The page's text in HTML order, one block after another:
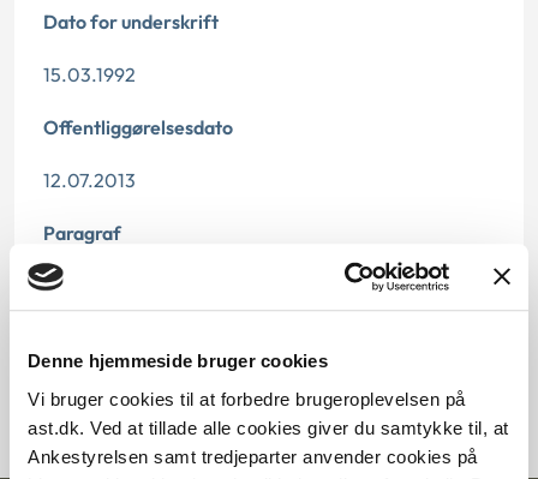
Denne hjemmeside bruger cookies
Vi bruger cookies til at forbedre brugeroplevelsen på
ast.dk. Ved at tillade alle cookies giver du samtykke til, at
Ankestyrelsen samt tredjeparter anvender cookies på
Dato for underskrift
15.03.1992
Offentliggørelsesdato
12.07.2013
Paragraf
§ 66 § 33 § 11 § 10
20925-90